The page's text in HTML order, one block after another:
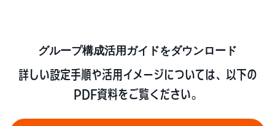
グループ構成活用ガイドをダウンロード
詳しい設定手順や活用イメージについては、以下の
PDF資料をご覧ください。